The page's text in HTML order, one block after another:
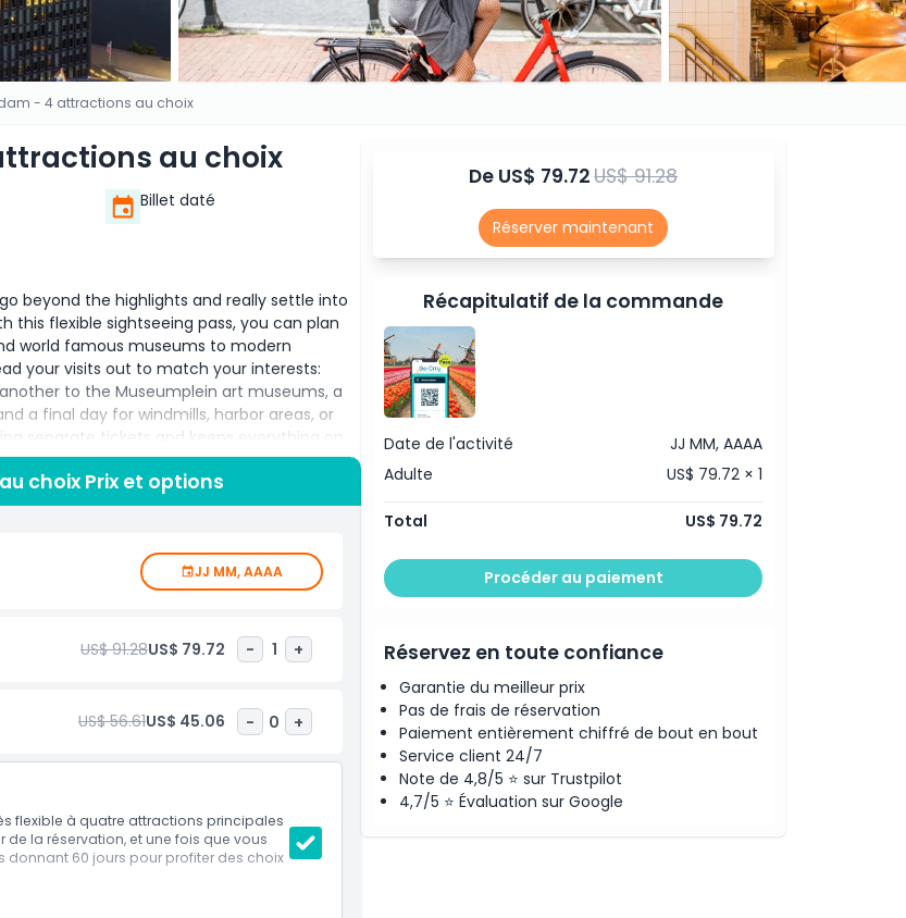
- 4 attractions au choix
au choix
Billet daté
beyond the highlights and really settle into
this flexible sightseeing pass, you can plan
world famous museums to modern
your visits out to match your interests:
to the Museumplein art museums, a
a final day for windmills, harbor areas, or
separate tickets and keeps everything on
to the weather or your energy level while still
suited to couples, families, and slow travel
revisit favorite spots, enjoy cafes and
choix Prix et options
JJ MM, AAAA
US$ 91.28US$ 79.72 - 1 +
US$ 56.61US$ 45.06 - 0 +
flexible à quatre attractions principales
la réservation, et une fois que vous
donnant 60 jours pour profiter des choix
De US$ 79.72US$ 91.28
Réserver maintenant
Récapitulatif de la commande
Date de l'activité
JJ MM, AAAA
Adulte
US$ 79.72 × 1
Total US$ 79.72
Procéder au paiement
Réservez en toute confiance
Garantie du meilleur prix
Pas de frais de réservation
Paiement entièrement chiffré de bout en bout
Service client 24/7
Note de 4,8/5 ⭐ sur Trustpilot
4,7/5 ⭐ Évaluation sur Google